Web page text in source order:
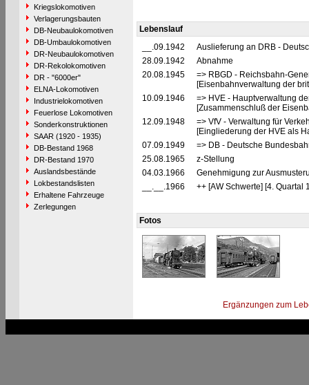
Kriegslokomotiven
Verlagerungsbauten
DB-Neubaulokomotiven
DB-Umbaulokomotiven
DR-Neubaulokomotiven
DR-Rekolokomotiven
DR - "6000er"
ELNA-Lokomotiven
Industrielokomotiven
Feuerlose Lokomotiven
Sonderkonstruktionen
SAAR (1920 - 1935)
DB-Bestand 1968
DR-Bestand 1970
Auslandsbestände
Lokbestandslisten
Erhaltene Fahrzeuge
Zerlegungen
Lebenslauf
__.09.1942
Auslieferung an DRB -
28.09.1942
Abnahme
20.08.1945
=> RBGD - Reichsbahn-
[Eisenbahnverwaltung der
10.09.1946
=> HVE - Hauptverwaltung
[Zusammenschluß der
12.09.1948
=> VfV - Verwaltung für
[Eingliederung der HVE als
07.09.1949
=> DB - Deutsche
25.08.1965
z-Stellung
04.03.1966
Genehmigung zur
__.__.1966
++ [AW Schwerte] [4. Quartal
Fotos
Ergänzungen zum